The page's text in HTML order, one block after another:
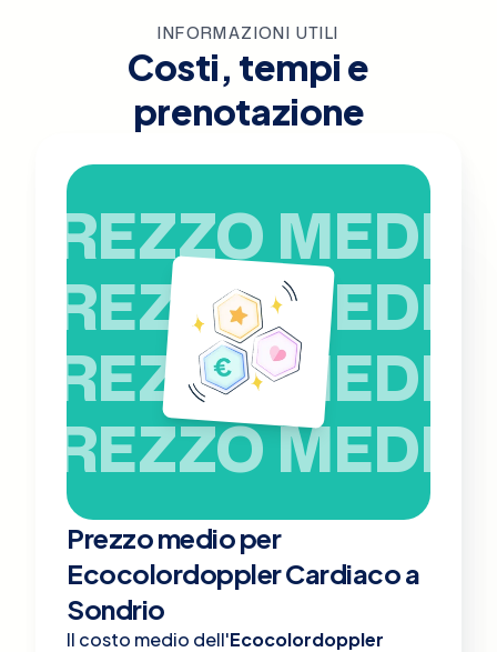
INFORMAZIONI UTILI
Costi, tempi e
prenotazione
PREZZO MEDIO
PREZZO MEDIO
PREZZO MEDIO
PREZZO MEDIO
Prezzo medio per
Ecocolordoppler Cardiaco a
Sondrio
Il costo medio dell'Ecocolordoppler